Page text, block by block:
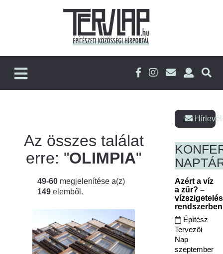
Az összes találat
erre: "OLIMPIA"
49-60 megjelenítése a(z)
149 elemből.
Azért a víz
a zűr? –
Építész
Tervezői
Nap
szeptember